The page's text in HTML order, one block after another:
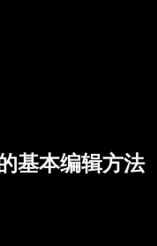
基本编辑方法